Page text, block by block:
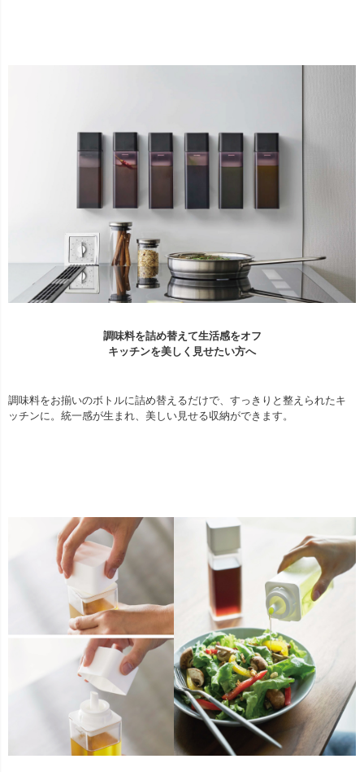
調味料を詰め替えて生活感をオフ
キッチンを美しく見せたい方へ
調味料をお揃いのボトルに詰め替えるだけで、すっきりと整えられたキ
ッチンに。統一感が生まれ、美しい見せる収納ができます。